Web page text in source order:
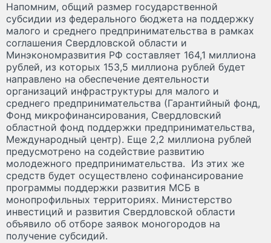
Напомним, общий размер государственной
субсидии из федерального бюджета на поддержку
малого и среднего предпринимательства в рамках
соглашения Свердловской области и
Минэкономразвития РФ составляет 164,1 миллиона
рублей, из которых 153,5 миллиона рублей будет
направлено на обеспечение деятельности
организаций инфраструктуры для малого и
среднего предпринимательства (Гарантийный фонд,
Фонд микрофинансирования, Свердловский
областной фонд поддержки предпринимательства,
Международный центр). Еще 2,2 миллиона рублей
предусмотрено на содействие развитию
молодежного предпринимательства. Из этих же
средств будет осуществлено софинансирование
программы поддержки развития МСБ в
монопрофильных территориях. Министерство
инвестиций и развития Свердловской области
объявило об отборе заявок моногородов на
получение субсидий.